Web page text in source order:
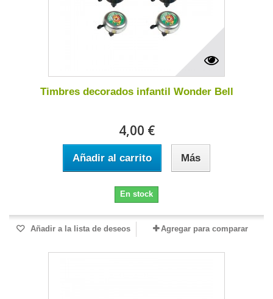
Timbres decorados infantil Wonder Bell
4,00 €
Añadir al carrito Más
En stock
Añadir a la lista de deseos Agregar para comparar